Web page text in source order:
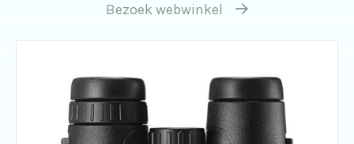
Bezoek webwinkel